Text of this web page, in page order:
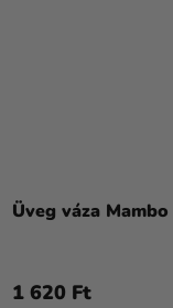
Üveg váza
1 620 Ft